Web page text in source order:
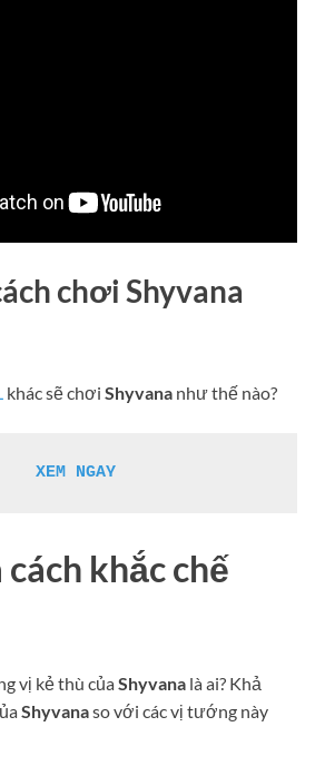
chơi Shyvana
khác sẽ chơi Shyvana như thế nào?
XEM NGAY
khắc chế
vị kẻ thù củaShyvana là ai? Khả
Shyvanaso với các vị tướng này